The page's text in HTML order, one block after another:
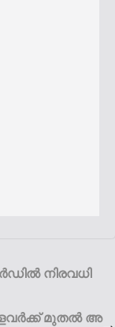
നിരവധി
മുതൽ അ